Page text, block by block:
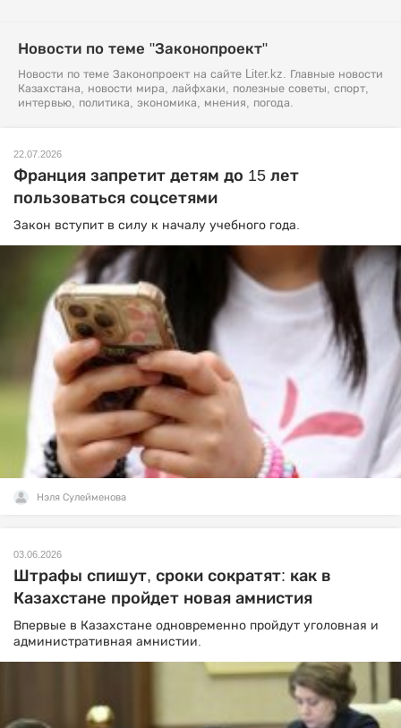
Новости по теме "Законопроект"
Новости по теме Законопроект на сайте Liter.kz. Главные новости
Казахстана, новости мира, лайфхаки, полезные советы, спорт,
интервью, политика, экономика, мнения, погода.
22.07.2026
Франция запретит детям до 15 лет
пользоваться соцсетями
Закон вступит в силу к началу учебного года.
Нэля Сулейменова
03.06.2026
Штрафы спишут, сроки сократят: как в
Казахстане пройдет новая амнистия
Впервые в Казахстане одновременно пройдут уголовная и
административная амнистии.